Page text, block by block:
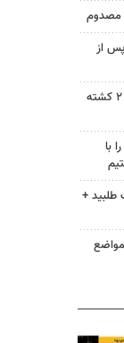
از
سانحه رانندگی در مسیر تبریز- آذرشهر ۲ کشته
با
طلبید +